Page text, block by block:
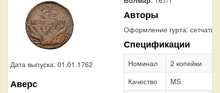
Дата выпуска: 01.01.1762
Аверс
Авторы
Оформление гурта: сетчатый
Спецификации
Номинал
2 копейки
Качество
MS